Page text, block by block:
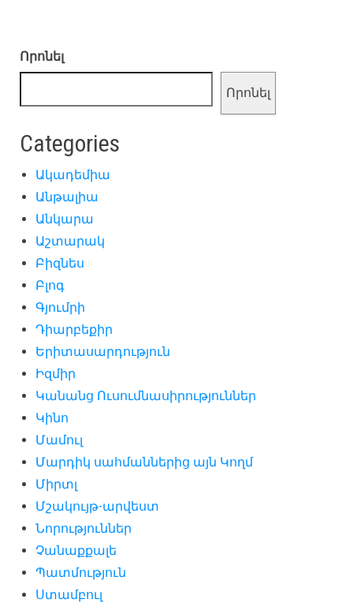
Որոնել
Որոնել
Categories
Ակադեմիա
Անթալիա
Անկարա
Աշտարակ
Բիզնես
Բլոգ
Գյումրի
Դիարբեքիր
Երիտասարդություն
Իզմիր
Կանանց Ուսումնասիրություններ
Կինո
Մամուլ
Մարդիկ սահմաններից այն Կողմ
Միրտլ
Մշակույթ-արվեստ
Նորություններ
Չանաքքալե
Պատմություն
Ստամբուլ